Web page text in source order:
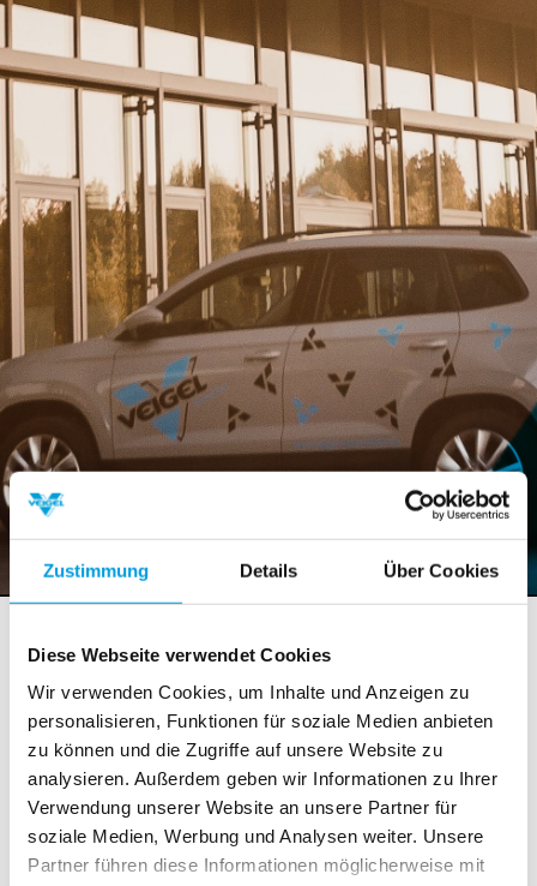
Zustimmung Details Über Cookies
Diese Webseite verwendet Cookies
Wir verwenden Cookies, um Inhalte und Anzeigen zu
personalisieren, Funktionen für soziale Medien anbieten
zu können und die Zugriffe auf unsere Website zu
analysieren. Außerdem geben wir Informationen zu Ihrer
Verwendung unserer Website an unsere Partner für
soziale Medien, Werbung und Analysen weiter. Unsere
Partner führen diese Informationen möglicherweise mit
Mission Possible – 12h Rennen mit Veigel
HB Classic
1. Juni 2014: Veigel gratuliert zur Weltpremiere: Beim
Zwölf-Stunden-Rennen auf dem Dünenkurs im
niederländischen Zandvoort feierten Sorg Rennsport